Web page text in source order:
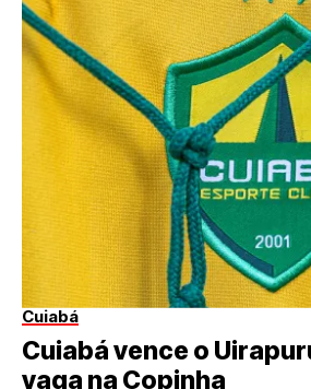
Cuiabá
Cuiabá vence o
vaga na Copinha